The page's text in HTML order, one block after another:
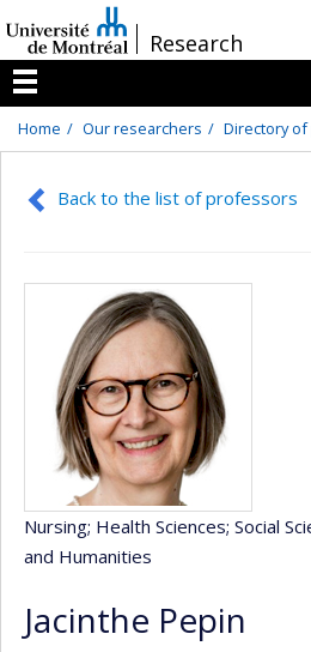
au
contenu
/Research
Menu
Home Our researchers Directory
Back to the list of professors
Nursing; Health Sciences; Social
and Humanities
Jacinthe Pepin